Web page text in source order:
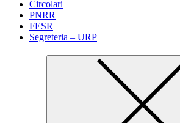
Circolari
PNRR
FESR
Segreteria – URP